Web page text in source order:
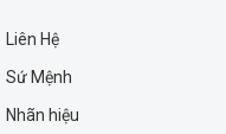
Liên Hệ
Sứ Mệnh
Nhãn hiệu